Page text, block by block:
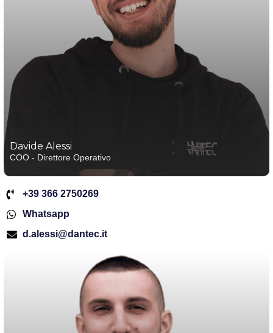
Davide Alessi
COO - Direttore Operativo
+39 366 2750269
Whatsapp
d.alessi@dantec.it